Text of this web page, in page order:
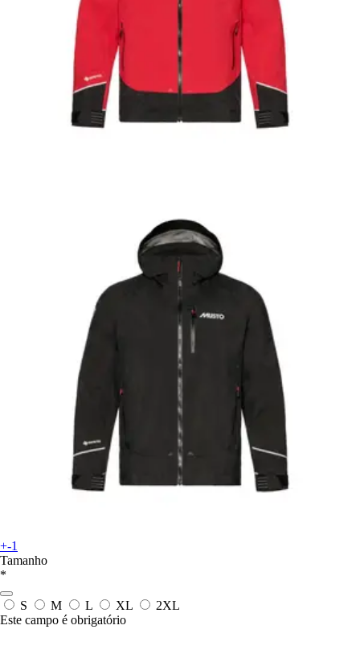
+-1
Tamanho
*
S M L XL
2XL
Este campo é obrigatório